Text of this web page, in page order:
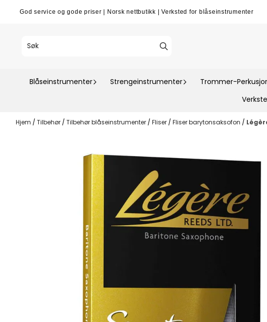
Hopp til innhold
God service og gode priser Norsk nettbutikk Verksted for blåseinstrumenter
Blåseinstrumenter Strengeinstrumenter Trommer-
Hjem / Tilbehør / Tilbehør blåseinstrumenter / Fliser / Fliser barytonsaksofon /